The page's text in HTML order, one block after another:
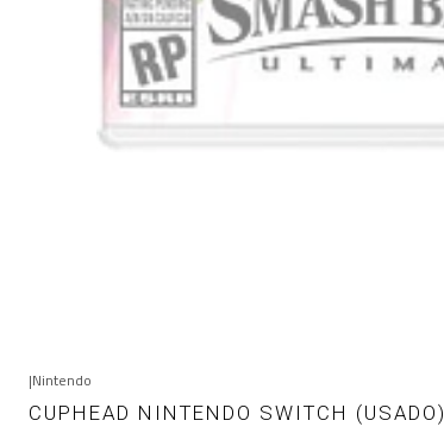
|Nintendo
CUPHEAD NINTENDO SWITCH (USADO)